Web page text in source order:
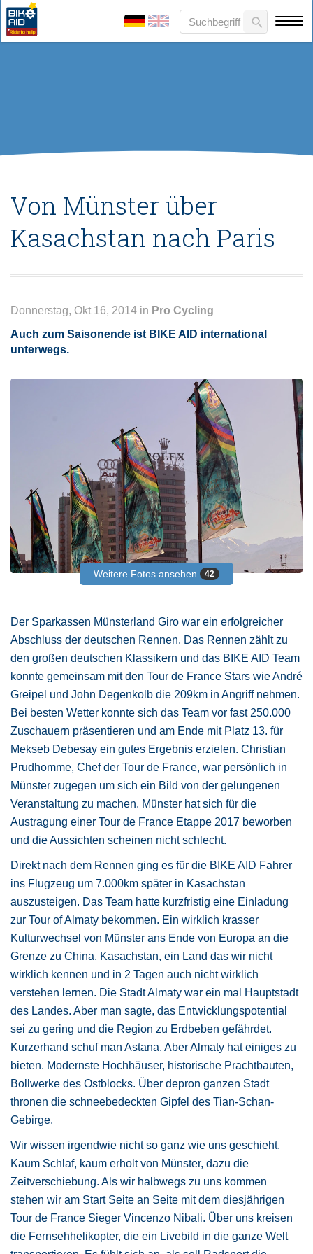
Von Münster über
Kasachstan nach Paris
Donnerstag, Okt 16, 2014 in Pro Cycling
Auch zum Saisonende ist BIKE AID international
unterwegs.
Weitere Fotos ansehen 42
Der Sparkassen Münsterland Giro war ein erfolgreicher
Abschluss der deutschen Rennen. Das Rennen zählt zu
den großen deutschen Klassikern und das BIKE AID Team
konnte gemeinsam mit den Tour de France Stars wie André
Greipel und John Degenkolb die 209km in Angriff nehmen.
Bei besten Wetter konnte sich das Team vor fast 250.000
Zuschauern präsentieren und am Ende mit Platz 13. für
Mekseb Debesay ein gutes Ergebnis erzielen. Christian
Prudhomme, Chef der Tour de France, war persönlich in
Münster zugegen um sich ein Bild von der gelungenen
Veranstaltung zu machen. Münster hat sich für die
Austragung einer Tour de France Etappe 2017 beworben
und die Aussichten scheinen nicht schlecht.
Direkt nach dem Rennen ging es für die BIKE AID Fahrer
ins Flugzeug um 7.000km später in Kasachstan
auszusteigen. Das Team hatte kurzfristig eine Einladung
zur Tour of Almaty bekommen. Ein wirklich krasser
Kulturwechsel von Münster ans Ende von Europa an die
Grenze zu China. Kasachstan, ein Land das wir nicht
wirklich kennen und in 2 Tagen auch nicht wirklich
verstehen lernen. Die Stadt Almaty war ein mal Hauptstadt
des Landes. Aber man sagte, das Entwicklungspotential
sei zu gering und die Region zu Erdbeben gefährdet.
Kurzerhand schuf man Astana. Aber Almaty hat einiges zu
bieten. Modernste Hochhäuser, historische Prachtbauten,
Bollwerke des Ostblocks. Über depron ganzen Stadt
thronen die schneebedeckten Gipfel des Tian-Schan-
Gebirge.
Wir wissen irgendwie nicht so ganz wie uns geschieht.
Kaum Schlaf, kaum erholt von Münster, dazu die
Zeitverschiebung. Als wir halbwegs zu uns kommen
stehen wir am Start Seite an Seite mit dem diesjährigen
Tour de France Sieger Vincenzo Nibali. Über uns kreisen
die Fernsehhelikopter, die ein Livebild in die ganze Welt